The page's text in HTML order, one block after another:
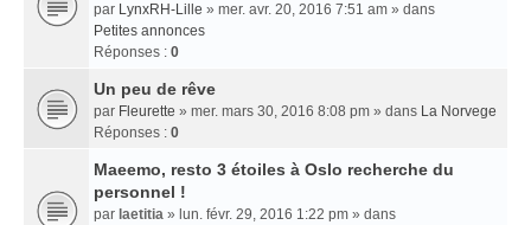
par LynxRH-Lille » mer. avr. 20, 2016 7:51 am » dans
Petites annonces
Réponses : 0
Un peu de rêve
par Fleurette » mer. mars 30, 2016 8:08 pm » dans La Norvege
Réponses : 0
Maeemo, resto 3 étoiles à Oslo recherche du
personnel !
par laetitia » lun. févr. 29, 2016 1:22 pm » dans